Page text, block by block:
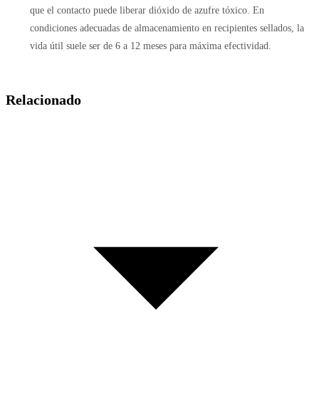
que el contacto puede liberar dióxido de azufre tóxico. En
condiciones adecuadas de almacenamiento en recipientes sellados, la
vida útil suele ser de 6 a 12 meses para máxima efectividad.
Relacionado